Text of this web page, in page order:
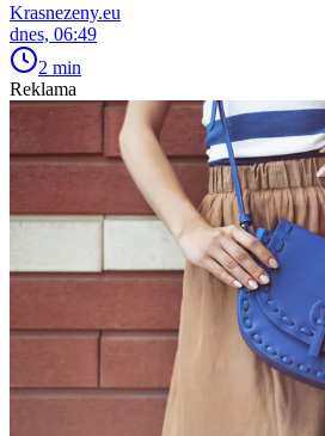
Krasnezeny.eu
dnes, 06:49
2 min
Reklama